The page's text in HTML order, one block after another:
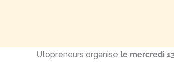
Utopreneurs organise le mercredi